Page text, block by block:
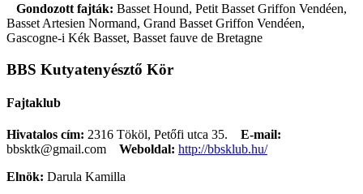
Gondozott fajták: Basset Hound, Petit Basset Griffon Vendéen,
Basset Artesien Normand, Grand Basset Griffon Vendéen,
Gascogne-i Kék Basset, Basset fauve de Bretagne
BBS Kutyatenyésztő Kör
Fajtaklub
Hivatalos cím: 2316 Tököl, Petőfi utca 35. E-mail:
bbsktk@gmail.com
Weboldal: http://bbsklub.hu/
Elnök: Darula Kamilla